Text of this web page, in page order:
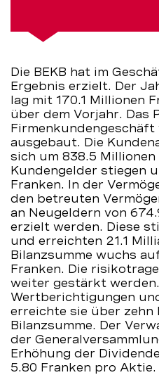
die
BEKB
–
BEKB
Die BEKB hat im
Ergebnis erzielt. Der
lag mit 170.1 Millionen
über dem Vorjahr. Das
ausgebaut. Die
sich um 838.5
Kundengelder stiegen
Franken. In der
den betreuten
an Neugeldern von
erzielt werden. Diese
und erreichten 21.1
Bilanzsumme wuchs
Franken. Die
weiter gestärkt
Wertberichtigungen
erreichte sie über zehn
Bilanzsumme. Der
der
Erhöhung der
5.80 Franken pro Aktie.